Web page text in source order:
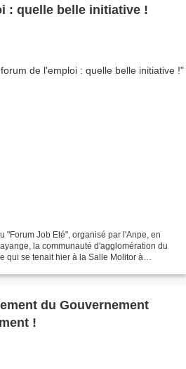
: quelle belle initiative !
"Forum Job Eté", organisé par l'Anpe, en
la communauté d'agglomération du
qui se tenait hier à la Salle Molitor à
du Gouvernement
!